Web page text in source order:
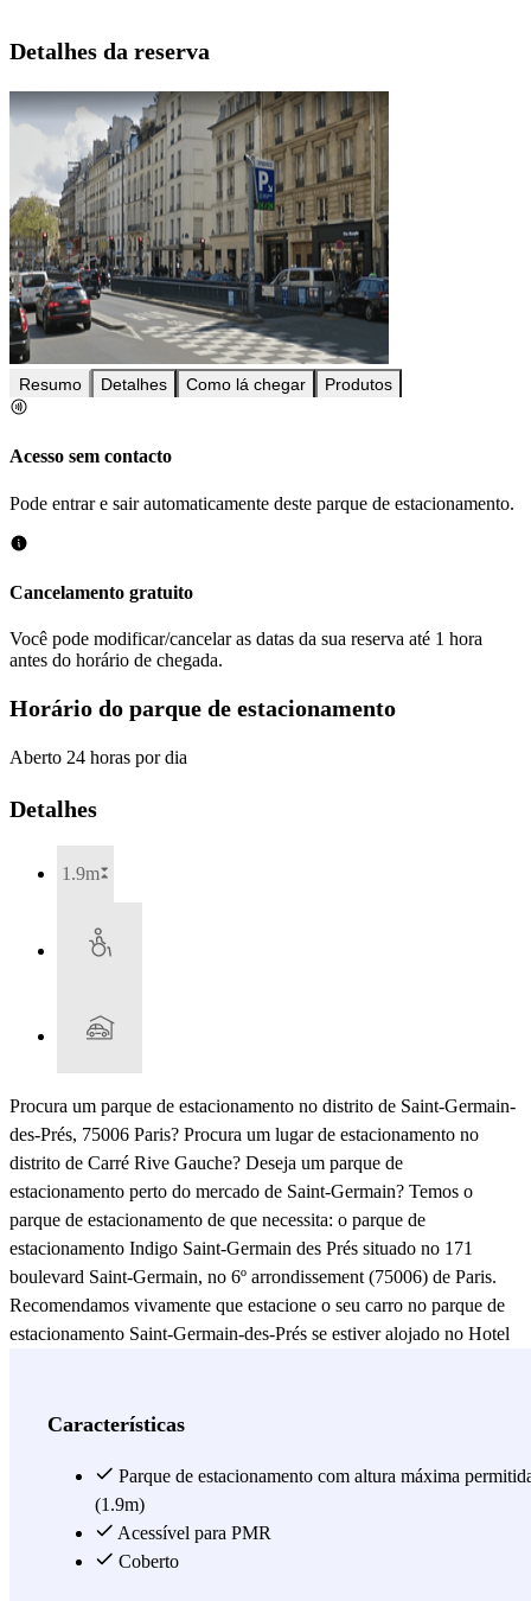
Detalhes da reserva
Resumo Detalhes Como lá chegar Produtos
Acesso sem contacto
Pode entrar e sair automaticamente deste parque de estacionamento.
Cancelamento gratuito
Você pode modificar/cancelar as datas da sua reserva até 1 hora
antes do horário de chegada.
Horário do parque de estacionamento
Aberto 24 horas por dia
Detalhes
1.9m
Procura um parque de estacionamento no distrito de Saint-Germain-
des-Prés, 75006 Paris? Procura um lugar de estacionamento no
distrito de Carré Rive Gauche? Deseja um parque de
estacionamento perto do mercado de Saint-Germain? Temos o
parque de estacionamento de que necessita: o parque de
estacionamento Indigo Saint-Germain des Prés situado no 171
boulevard Saint-Germain, no 6º arrondissement (75006) de Paris.
Recomendamos vivamente que estacione o seu carro no parque de
estacionamento Saint-Germain-des-Prés se estiver alojado no Hotel
Germain (50 rue du Four), o Hôtel La Perle (14 rue des Canettes), o
Saints-Pères (65 rue des Saints-Pères). Se procura um restaurante na
Boulevard Saint-Germain, visite o Brasserie Lipp ou o famoso Café
de Flore. Caso contrário, encontre a rue Saint-Benoît Le Relais de
l'Entrecôte ou o Place Saint-Germain des Prés, o restaurante Les
Características
Parque de estacionamento com altura máxima
(1.9m)
Acessível para PMR
Coberto